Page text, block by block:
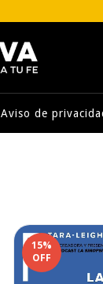
Aviso de
15%
OFF